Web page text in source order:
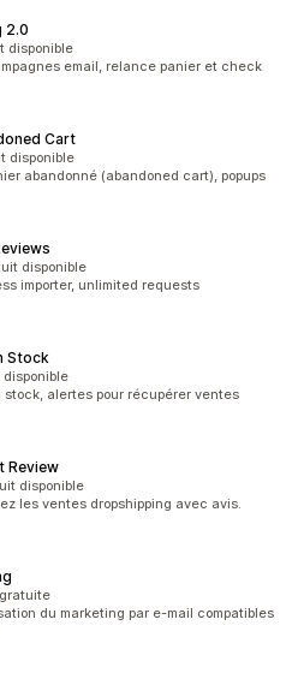
2.0
disponible
email, relance panier et check
Cart
disponible
abandonné (abandoned cart), popups
disponible
importer, unlimited requests
Stock
alertes pour récupérer ventes
Review
disponible
les ventes dropshipping avec avis.
du marketing par e-mail compatibles